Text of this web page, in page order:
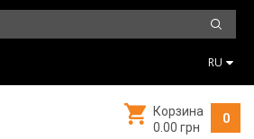
RU
0
Корзина
0.00 грн